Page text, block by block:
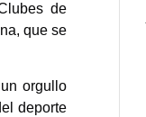
de
que se
orgullo
deporte